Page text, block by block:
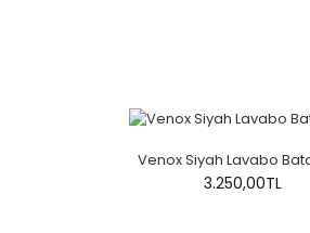
Venox Siyah Lavabo
3.250,00TL